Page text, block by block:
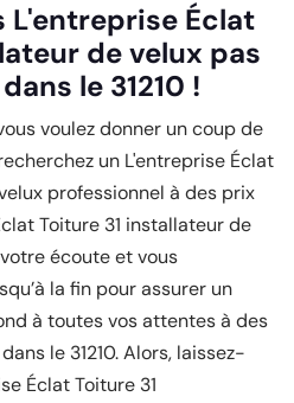
Éclat
de velux pas
le 31210 !
voulez donner un coup de
un L'entreprise Éclat
professionnel à des prix
Toiture 31 installateur de
écoute et vous
la fin pour assurer un
à toutes vos attentes à des
le 31210. Alors, laissez-
Éclat Toiture 31